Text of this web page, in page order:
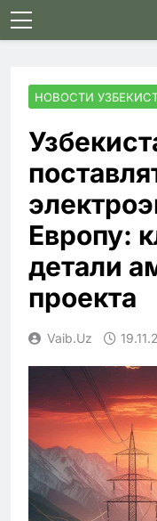
Skip
to
НОВОСТИ
Европу:
детали
проекта
Vaib.uz